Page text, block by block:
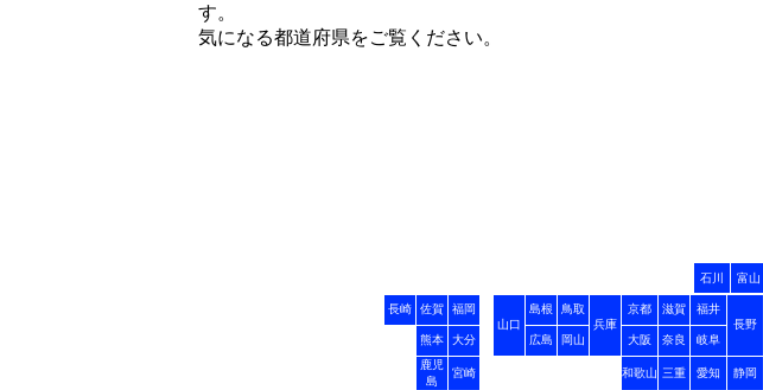
す。
気になる都道府県をご覧ください。
石川 富山
長崎 佐賀
福岡
山口
島根
鳥取
兵庫
京都 滋賀
福井
長野
熊本 大分 広島 岡山 大阪 奈良 岐阜
鹿児
島
宮崎 和歌山 三重 愛知 静岡